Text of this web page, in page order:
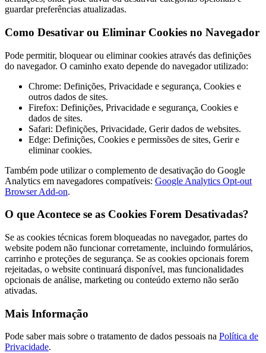
guardar preferências atualizadas.
Como Desativar ou Eliminar Cookies no Navegador
Pode permitir, bloquear ou eliminar cookies através das definições
do navegador. O caminho exato depende do navegador utilizado:
Chrome: Definições, Privacidade e segurança, Cookies e
outros dados de sites.
Firefox: Definições, Privacidade e segurança, Cookies e
dados de sites.
Safari: Definições, Privacidade, Gerir dados de websites.
Edge: Definições, Cookies e permissões de sites, Gerir e
eliminar cookies.
Também pode utilizar o complemento de desativação do Google
Analytics em navegadores compatíveis: Google Analytics Opt-out
Browser Add-on.
O que Acontece se as Cookies Forem Desativadas?
Se as cookies técnicas forem bloqueadas no navegador, partes do
website podem não funcionar corretamente, incluindo formulários,
carrinho e proteções de segurança. Se as cookies opcionais forem
rejeitadas, o website continuará disponível, mas funcionalidades
opcionais de análise, marketing ou conteúdo externo não serão
ativadas.
Mais Informação
Pode saber mais sobre o tratamento de dados pessoais na Política de
Privacidade.